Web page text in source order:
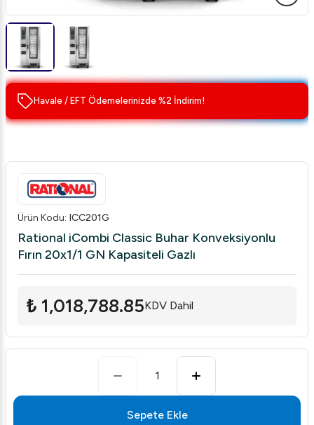
Havale / EFT Ödemelerinizde %2 İndirim!
Ürün Kodu: ICC201G
Rational iCombi Classic Buhar Konveksiyonlu
Fırın 20x1/1 GN Kapasiteli Gazlı
₺ 1,018,788.85KDV Dahil
1
Sepete Ekle